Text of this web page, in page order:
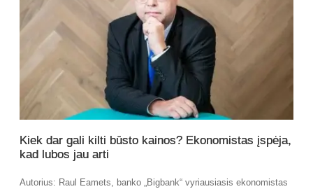
Kiek dar gali kilti būsto kainos? Ekonomistas įspėja,
kad lubos jau arti
Autorius: Raul Eamets, banko „Bigbank“ vyriausiasis ekonomistas